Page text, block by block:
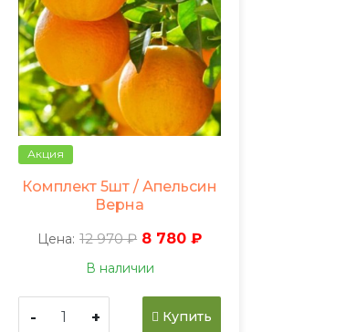
Акция
Комплект 5шт / Апельсин
Верна
Цена: 12 970 ₽ 8 780 ₽
В наличии
- + Купить